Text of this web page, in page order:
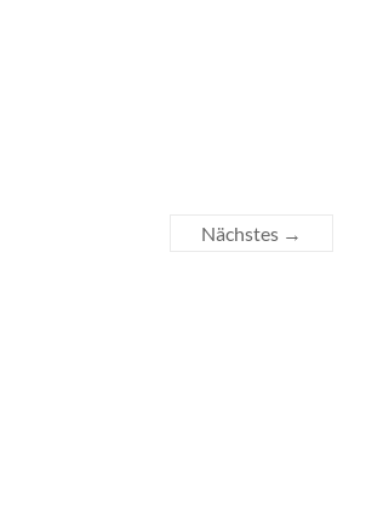
Nächstes →